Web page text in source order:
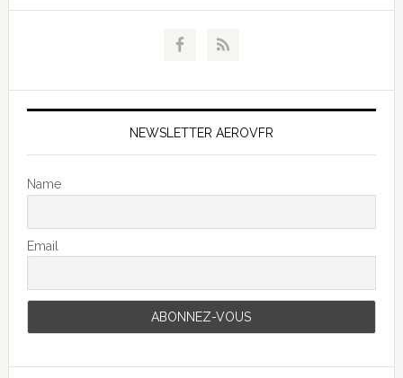
NEWSLETTER AEROVFR
Name
Email